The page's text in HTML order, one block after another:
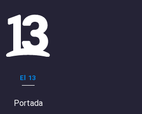
El 13
Portada